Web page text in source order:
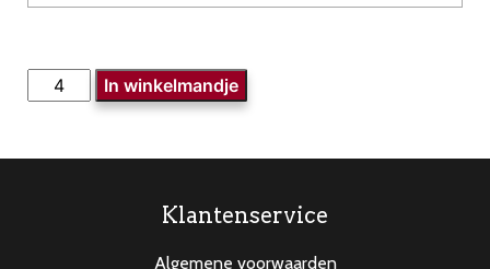
BBQ
pakket
(3srt),
In winkelmandje
Klantenservice
Algemene voorwaarden